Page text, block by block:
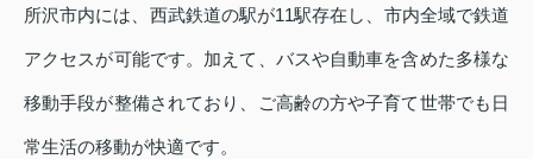
所沢市内には、西武鉄道の駅が11駅存在し、市内全域で鉄道
アクセスが可能です。加えて、バスや自動車を含めた多様な
移動手段が整備されており、ご高齢の方や子育て世帯でも日
常生活の移動が快適です。